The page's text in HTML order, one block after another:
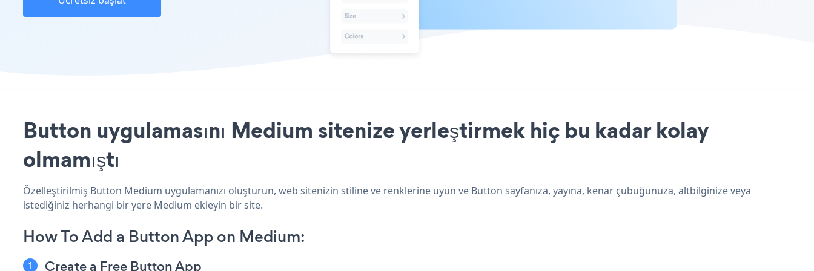
Button uygulamasını Medium sitenize yerleştirmek hiç bu kadar kolay
olmamıştı
Özelleştirilmiş Button Medium uygulamanızı oluşturun, web sitenizin stiline ve renklerine uyun ve Button sayfanıza, yayına, kenar çubuğunuza, altbilginize veya
istediğiniz herhangi bir yere Medium ekleyin bir site.
How To Add a Button App on Medium:
Create a Free Button App